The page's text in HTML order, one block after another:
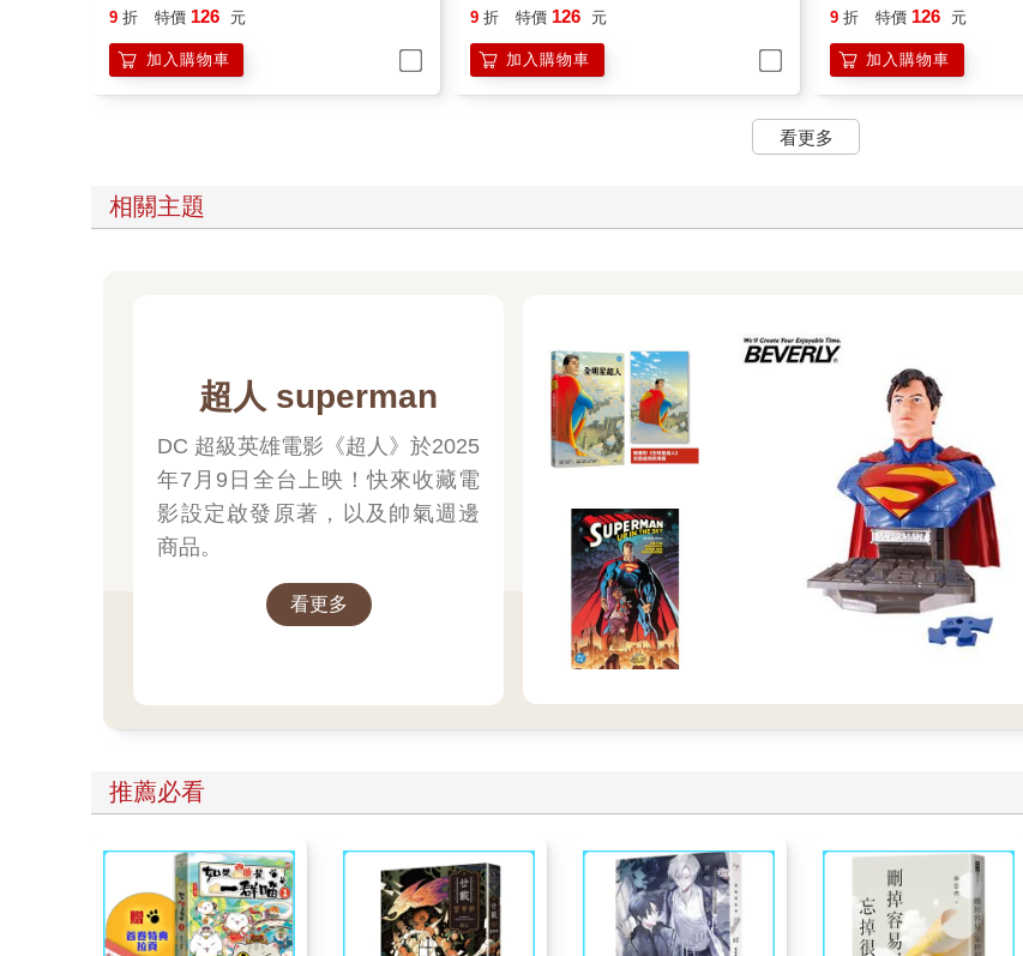
9 折 特價 126 元
加入購物車
9 折 特價 126 元
加入購物車
9 折 特價 126 元
加入購物車
看更多
相關主題
超人 superman
DC 超級英雄電影《超人》於2025
年7月9日全台上映！快來收藏電
影設定啟發原著，以及帥氣週邊
商品。
看更多
推薦必看